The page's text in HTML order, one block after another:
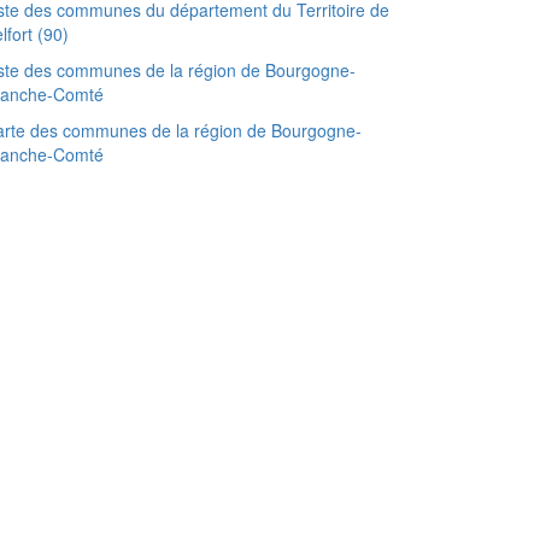
des communes du département du Territoire de
(90)
des communes de la région de Bourgogne-
Comté
des communes de la région de Bourgogne-
Comté